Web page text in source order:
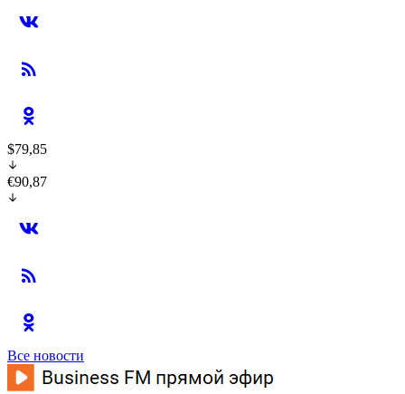
$79,85
€90,87
Все новости